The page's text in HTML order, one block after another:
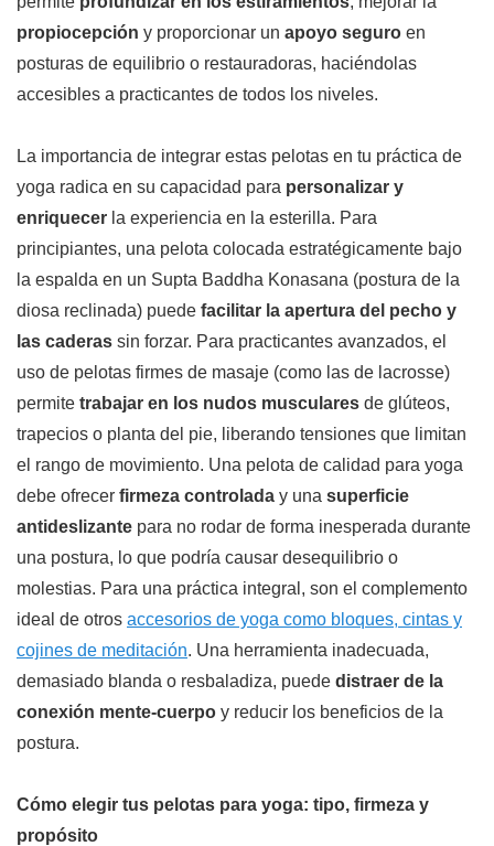
propiocepción y proporcionar un apoyo seguro en
posturas de equilibrio o restauradoras, haciéndolas
accesibles a practicantes de todos los niveles.
La importancia de integrar estas pelotas en tu práctica de
yoga radica en su capacidad para personalizar y
enriquecer la experiencia en la esterilla. Para
principiantes, una pelota colocada estratégicamente bajo
la espalda en un Supta Baddha Konasana (postura de la
diosa reclinada) puede facilitar la apertura del pecho y
las caderas sin forzar. Para practicantes avanzados, el
uso de pelotas firmes de masaje (como las de lacrosse)
permite trabajar en los nudos musculares de glúteos,
trapecios o planta del pie, liberando tensiones que limitan
el rango de movimiento. Una pelota de calidad para yoga
debe ofrecer firmeza controlada y una superficie
antideslizante para no rodar de forma inesperada durante
una postura, lo que podría causar desequilibrio o
molestias. Para una práctica integral, son el complemento
ideal de otros accesorios de yoga como bloques, cintas y
cojines de meditación. Una herramienta inadecuada,
demasiado blanda o resbaladiza, puede distraer de la
conexión mente-cuerpo y reducir los beneficios de la
postura.
Cómo elegir tus pelotas para yoga: tipo, firmeza y
propósito